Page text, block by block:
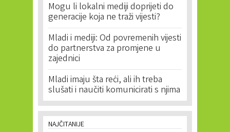
Mogu li lokalni mediji doprijeti do
generacije koja ne traži vijesti?
Mladi i mediji: Od povremenih vijesti
do partnerstva za promjene u
zajednici
Mladi imaju šta reći, ali ih treba
slušati i naučiti komunicirati s njima
NAJČITANIJE